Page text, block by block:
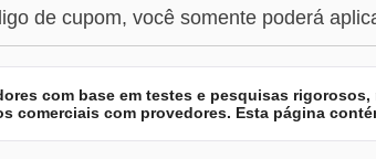
de cupom, você somente poderá
com base em testes e pesquisas
comerciais com provedores. Esta página